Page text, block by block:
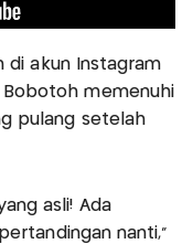
di akun Instagram
Bobotoh memenuhi
pulang setelah
asli! Ada
nanti,”